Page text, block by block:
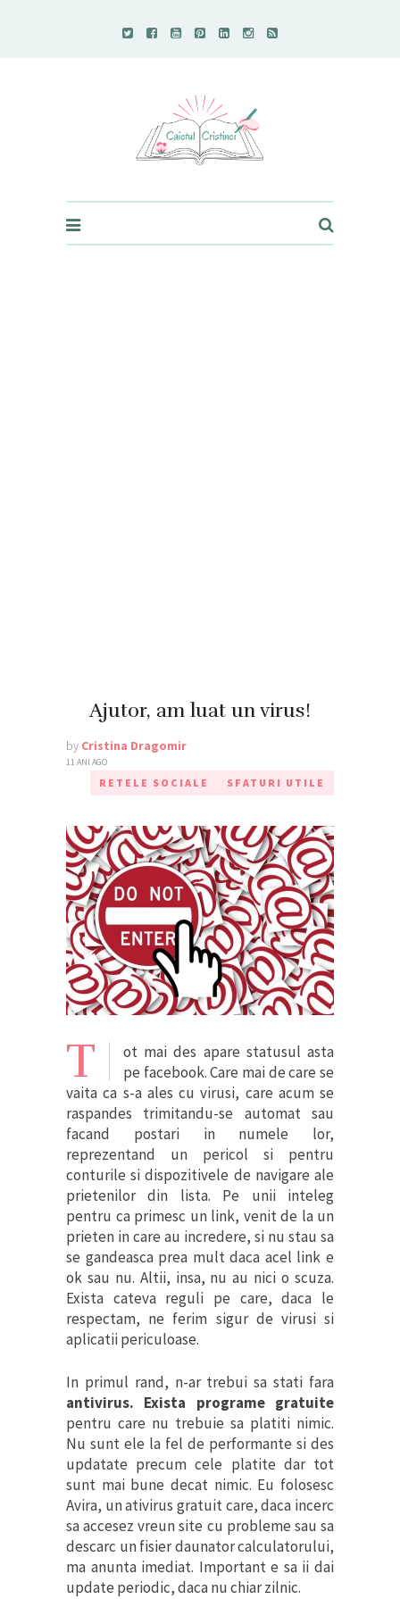
Ajutor, am luat un virus!
by Cristina Dragomir
11 ANI AGO
RETELE SOCIALE SFATURI UTILE
T
ot mai des apare statusul asta
pe facebook. Care mai de care se
vaita ca s-a ales cu virusi, care acum se
raspandes trimitandu-se automat sau
facand postari in numele lor,
reprezentand un pericol si pentru
conturile si dispozitivele de navigare ale
prietenilor din lista. Pe unii inteleg
pentru ca primesc un link, venit de la un
prieten in care au incredere, si nu stau sa
se gandeasca prea mult daca acel link e
ok sau nu. Altii, insa, nu au nici o scuza.
Exista cateva reguli pe care, daca le
respectam, ne ferim sigur de virusi si
aplicatii periculoase.
In primul rand, n-ar trebui sa stati fara
antivirus. Exista programe gratuite
pentru care nu trebuie sa platiti nimic.
Nu sunt ele la fel de performante si des
updatate precum cele platite dar tot
sunt mai bune decat nimic. Eu folosesc
Avira, un ativirus gratuit care, daca incerc
sa accesez vreun site cu probleme sau sa
descarc un fisier daunator calculatorului,
ma anunta imediat. Important e sa ii dai
update periodic, daca nu chiar zilnic.